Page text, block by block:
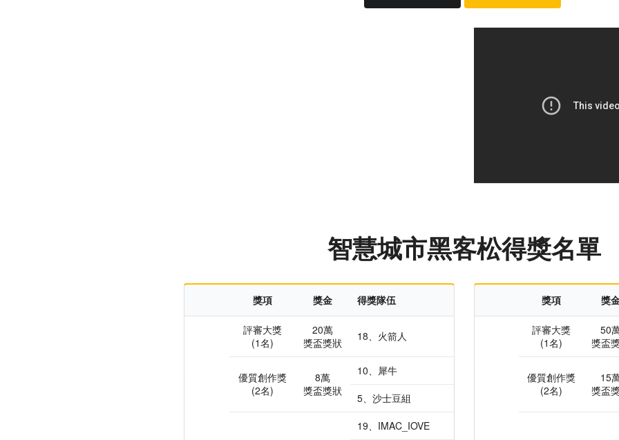
智慧城市黑客松得獎名單
獎項 獎金 得獎隊伍
評審大獎
(1名)
20萬
獎盃獎狀
18、火箭人
優質創作獎
(2名)
8萬
獎盃獎狀
10、犀牛
5、沙士豆組
19、IMAC_IOVE
獎項 獎
評審大獎
(1名)
50
獎盃
優質創作獎
(2名)
15
獎盃